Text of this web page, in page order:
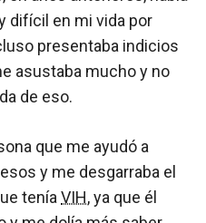
difícil en mi vida por
presentaba indicios
asustaba mucho y no
de eso.
que me ayudó a
y me desgarraba el
tenía VIH, ya que él